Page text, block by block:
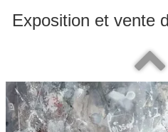
0
L'artiste▼
Galeries▼
Exposition et vente